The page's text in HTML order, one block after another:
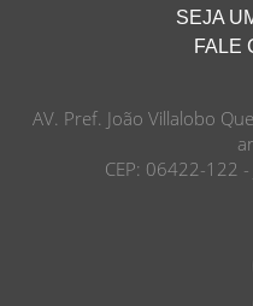
SEJA
FALE
AV. Pref. João Villalobo
CEP: 06422-122 -